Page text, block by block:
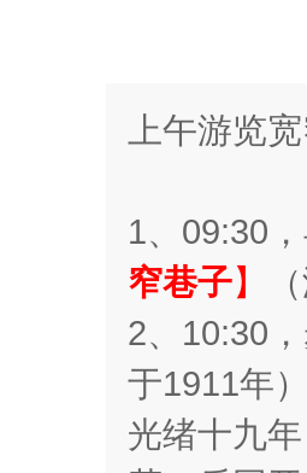
上午游览
1、09:30
窄巷子】
2、10:30
于1911年
光绪十九